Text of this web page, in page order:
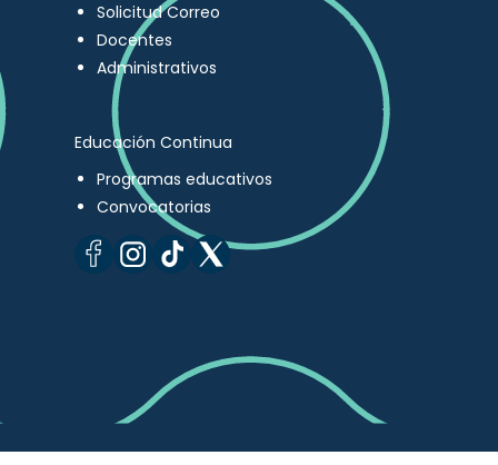
Solicitud Correo
Docentes
Administrativos
Educación Continua
Programas educativos
Convocatorias